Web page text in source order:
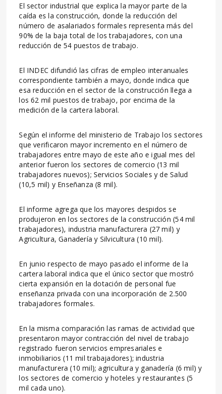
El sector industrial que explica la mayor parte de la
caída es la construcción, donde la reducción del
número de asalariados formales representa más del
90% de la baja total de los trabajadores, con una
reducción de 54 puestos de trabajo.
El INDEC difundió las cifras de empleo interanuales
correspondiente también a mayo, donde indica que
esa reducción en el sector de la construcción llega a
los 62 mil puestos de trabajo, por encima de la
medición de la cartera laboral.
Según el informe del ministerio de Trabajo los sectores
que verificaron mayor incremento en el número de
trabajadores entre mayo de este año e igual mes del
anterior fueron los sectores de comercio (13 mil
trabajadores nuevos); Servicios Sociales y de Salud
(10,5 mil) y Enseñanza (8 mil).
El informe agrega que los mayores despidos se
produjeron en los sectores de la construcción (54 mil
trabajadores), industria manufacturera (27 mil) y
Agricultura, Ganadería y Silvicultura (10 mil).
En junio respecto de mayo pasado el informe de la
cartera laboral indica que el único sector que mostró
cierta expansión en la dotación de personal fue
enseñanza privada con una incorporación de 2.500
trabajadores formales.
En la misma comparación las ramas de actividad que
presentaron mayor contracción del nivel de trabajo
registrado fueron servicios empresariales e
inmobiliarios (11 mil trabajadores); industria
manufacturera (10 mil); agricultura y ganadería (6 mil) y
los sectores de comercio y hoteles y restaurantes (5
mil cada uno).